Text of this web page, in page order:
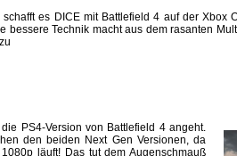
schafft es DICE mit Battlefield 4 auf der Xbox
Technik macht aus dem rasanten
PS4-Version von Battlefield 4 angeht.
den beiden Next Gen Versionen, da
läuft! Das tut dem Augenschmauß